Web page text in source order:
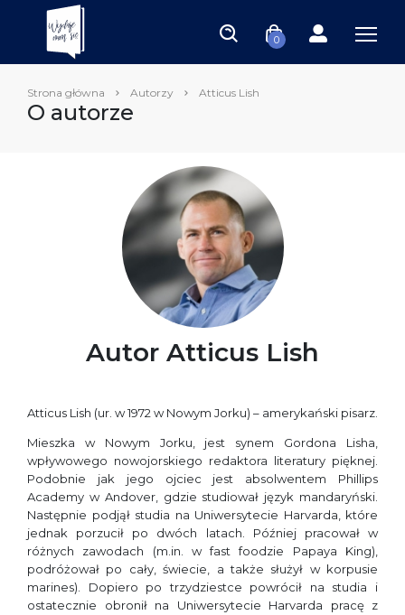
0
Strona główna Autorzy Atticus Lish
O autorze
Autor Atticus Lish
Atticus Lish (ur. w 1972 w Nowym Jorku) – amerykański pisarz.
Mieszka w Nowym Jorku, jest synem Gordona Lisha,
wpływowego nowojorskiego redaktora literatury pięknej.
Podobnie jak jego ojciec jest absolwentem Phillips
Academy w Andover, gdzie studiował język mandaryński.
Następnie podjął studia na Uniwersytecie Harvarda, które
jednak porzucił po dwóch latach. Później pracował w
różnych zawodach (m.in. w fast foodzie Papaya King),
podróżował po cały, świecie, a także służył w korpusie
marines). Dopiero po trzydziestce powrócił na studia i
ostatecznie obronił na Uniwersytecie Harvarda pracę z